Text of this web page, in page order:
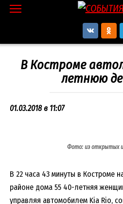
Перейти
В Костроме
летнюю
01.03.2018 в 11:07
Фото: из открытых
В 22 часа 43 минуты в Костроме
районе дома 55 40-летняя
управляя автомобилем Kia Rio,